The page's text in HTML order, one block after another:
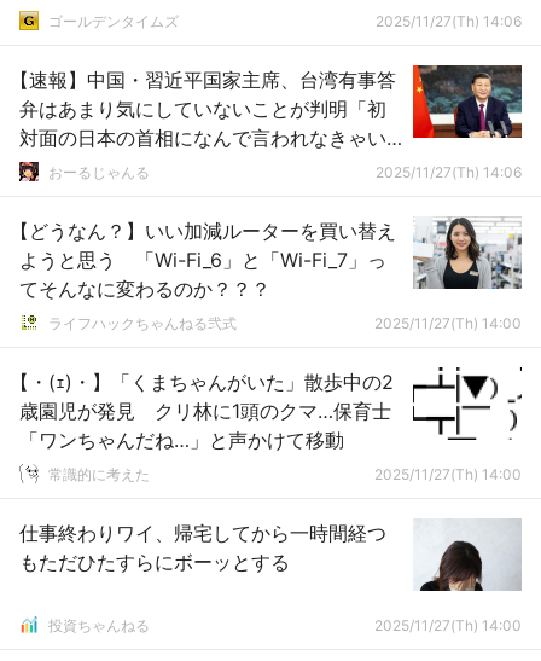
ゴールデンタイムズ 2025/11/27(Th) 14:06
【速報】中国・習近平国家主席、台湾有事答
弁はあまり気にしていないことが判明「初
対面の日本の首相になんで言われなきゃい
けないのか」
おーるじゃんる 2025/11/27(Th) 14:06
【どうなん？】いい加減ルーターを買い替え
ようと思う 「Wi-Fi_6」と「Wi-Fi_7」っ
てそんなに変わるのか？？？
ライフハックちゃんねる弐式 2025/11/27(Th) 14:00
【・(ｪ)・】「くまちゃんがいた」散歩中の2
歳園児が発見 クリ林に1頭のクマ…保育士
「ワンちゃんだね…」と声かけて移動
常識的に考えた 2025/11/27(Th) 14:00
仕事終わりワイ、帰宅してから一時間経つ
もただひたすらにボーッとする
投資ちゃんねる 2025/11/27(Th) 14:00